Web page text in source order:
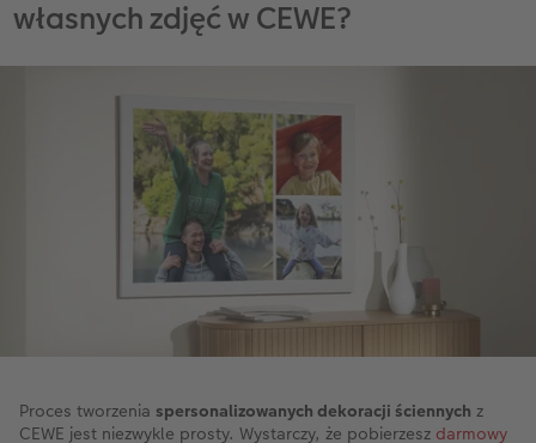
własnych zdjęć w CEWE?
Proces tworzenia spersonalizowanych dekoracji ściennych z
CEWE jest niezwykle prosty. Wystarczy, że pobierzesz darmowy